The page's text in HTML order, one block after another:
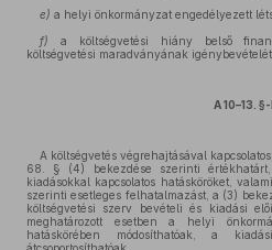
e) a helyi önkormányzat engedélyezett
f) a költségvetési hiány belső
költségvetési maradványának igénybevételét.
A 10–13.
A költségvetés végrehajtásával
68. § (4) bekezdése szerinti
kiadásokkal kapcsolatos hatásköröket,
szerinti esetleges felhatalmazást, a (3)
költségvetési szerv bevételi és kiadási
meghatározott esetben a helyi
hatáskörében módosíthatóak, a